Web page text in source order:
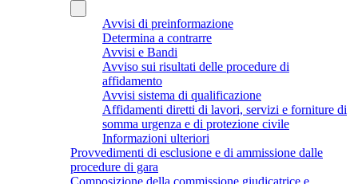
Avvisi di preinformazione
Determina a contrarre
Avvisi e Bandi
Avviso sui risultati delle procedure di
affidamento
Avvisi sistema di qualificazione
Affidamenti diretti di lavori, servizi e forniture di
somma urgenza e di protezione civile
Informazioni ulteriori
Provvedimenti di esclusione e di ammissione dalle
procedure di gara
Composizione della commissione giudicatrice e